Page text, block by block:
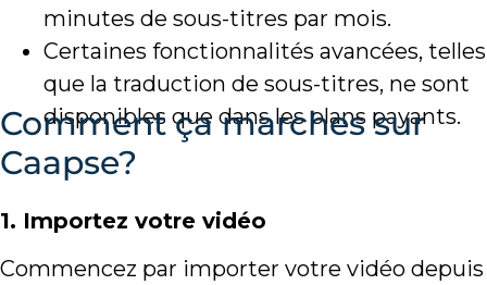
minutes de sous-titres par mois.
Certaines fonctionnalités avancées, telles
que la traduction de sous-titres, ne sont
disponibles que dans les plans payants.
Comment ça marches sur
Caapse?
1. Importez votre vidéo
Commencez par importer votre vidéo depuis